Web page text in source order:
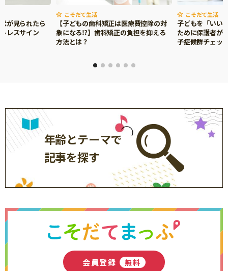
が見られたら
レスサイン
こそだて生活
【子どもの歯科矯正は医療費控除の対
象になる⁉】歯科矯正の負担を抑える
方法とは？
こそだて生活
子どもを「いい
ために保護者が
子症候群チェッ
年齢とテーマで
記事を探す
会員登録 無料